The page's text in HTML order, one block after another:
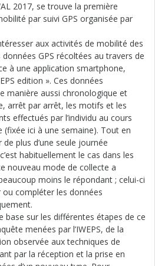
2017, se trouve la première
par suivi GPS organisée par
aux activités de mobilité des
GPS récoltées au travers de
à une application smartphone,
edition ». Ces données
manière aussi chronologique et
arrêt par arrêt, les motifs et les
effectués par l’individu au cours
(fixée ici à une semaine). Tout en
plus d’une seule journée
habituellement le cas dans les
nouveau mode de collecte a
moins le répondant ; celui-ci
compléter les données
base sur les différentes étapes de ce
menées par l’IWEPS, de la
observée aux techniques de
par la réception et la prise en